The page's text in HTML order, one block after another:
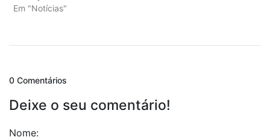
Em "Notícias"
0 Comentários
Deixe o seu comentário!
Nome: